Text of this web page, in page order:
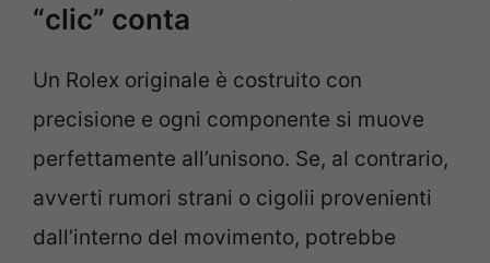
“clic” conta
Un Rolex originale è costruito con
precisione e ogni componente si muove
perfettamente all’unisono. Se, al contrario,
avverti rumori strani o cigolii provenienti
dall’interno del movimento, potrebbe